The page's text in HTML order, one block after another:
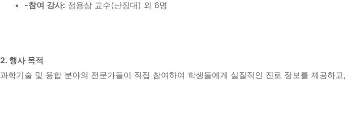
-참여 강사: 정용삼 교수(난징대) 외 6명
2. 행사 목적
과학기술 및 융합 분야의 전문가들이 직접 참여하여 학생들에게 실질적인 진로 정보를 제공하